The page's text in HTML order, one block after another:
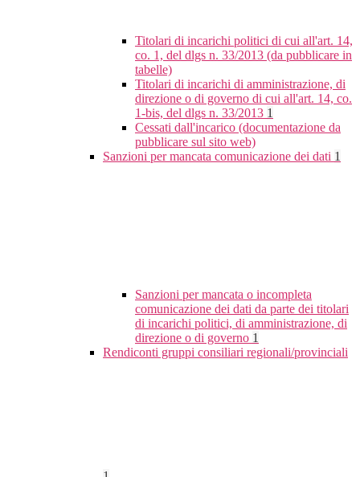
Titolari di incarichi politici di cui all'art. 14,
co. 1, del dlgs n. 33/2013 (da pubblicare in
tabelle)
Titolari di incarichi di amministrazione, di
direzione o di governo di cui all'art. 14, co.
1-bis, del dlgs n. 33/2013 1
Cessati dall'incarico (documentazione da
pubblicare sul sito web)
Sanzioni per mancata comunicazione dei dati 1
Sanzioni per mancata o incompleta
comunicazione dei dati da parte dei titolari
di incarichi politici, di amministrazione, di
direzione o di governo 1
Rendiconti gruppi consiliari regionali/provinciali